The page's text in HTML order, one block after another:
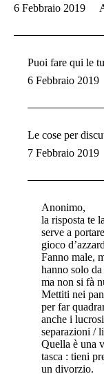
6 Febbraio 2019
Puoi fare qui le
6 Febbraio 2019
Le cose per
7 Febbraio 2019
Anonimo,
la risposta te
serve a
gioco
Fanno male,
hanno solo
ma non si fà
Mettiti nei
per far
anche i
separazioni /
Quella è una
tasca : tieni
un divorzio.